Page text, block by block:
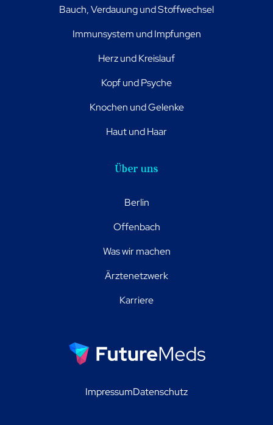
Bauch, Verdauung und Stoffwechsel
Immunsystem und Impfungen
Herz und Kreislauf
Kopf und Psyche
Knochen und Gelenke
Haut und Haar
Über uns
Berlin
Offenbach
Was wir machen
Ärztenetzwerk
Karriere
ImpressumDatenschutz